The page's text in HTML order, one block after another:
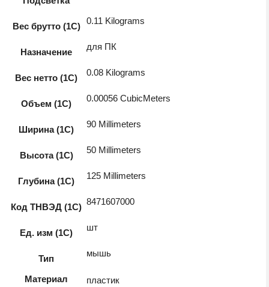
Вес брутто (1С)
0.11 Kilograms
Назначение
для ПК
Вес нетто (1С)
0.08 Kilograms
Объем (1С)
0.00056 CubicMeters
Ширина (1С)
90 Millimeters
Высота (1С)
50 Millimeters
Глубина (1С)
125 Millimeters
Код ТНВЭД (1С)
8471607000
Ед. изм (1С)
шт
Тип
мышь
Материал
пластик